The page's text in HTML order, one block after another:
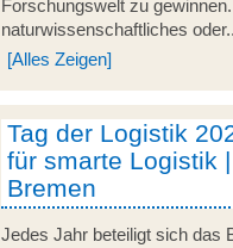
Forschungswelt zu
naturwissenschaftliches
[Alles Zeigen]
Tag der Logistik
für smarte Logistik
Bremen
Jedes Jahr beteiligt sich das